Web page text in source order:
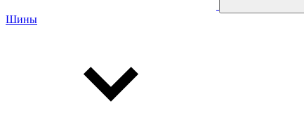
Шины